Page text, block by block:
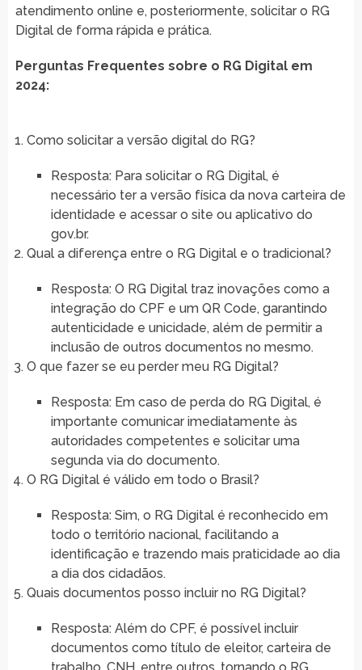
atendimento online e, posteriormente, solicitar o RG
Digital de forma rápida e prática.
Perguntas Frequentes sobre o RG Digital em
2024:
Como solicitar a versão digital do RG?
Resposta: Para solicitar o RG Digital, é
necessário ter a versão física da nova carteira de
identidade e acessar o site ou aplicativo do
gov.br.
Qual a diferença entre o RG Digital e o tradicional?
Resposta: O RG Digital traz inovações como a
integração do CPF e um QR Code, garantindo
autenticidade e unicidade, além de permitir a
inclusão de outros documentos no mesmo.
O que fazer se eu perder meu RG Digital?
Resposta: Em caso de perda do RG Digital, é
importante comunicar imediatamente às
autoridades competentes e solicitar uma
segunda via do documento.
O RG Digital é válido em todo o Brasil?
Resposta: Sim, o RG Digital é reconhecido em
todo o território nacional, facilitando a
identificação e trazendo mais praticidade ao dia
a dia dos cidadãos.
Quais documentos posso incluir no RG Digital?
Resposta: Além do CPF, é possível incluir
documentos como título de eleitor, carteira de
trabalho, CNH, entre outros, tornando o RG